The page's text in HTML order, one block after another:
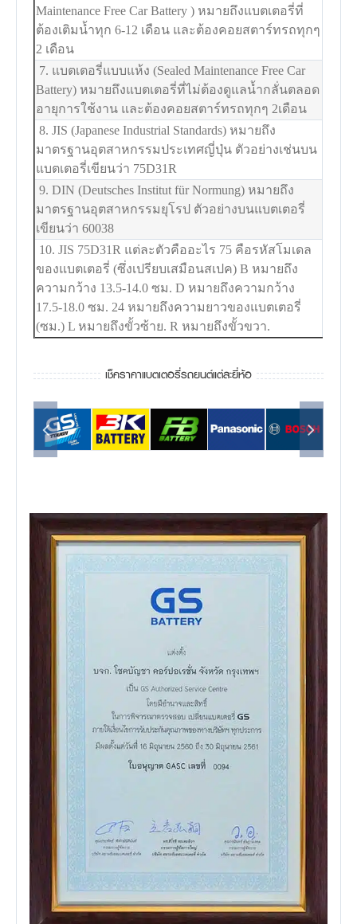
Maintenance Free Car Battery ) หมายถึงแบตเตอรี่ที่
ต้องเติมน้ำทุก 6-12 เดือน และต้องคอยสตาร์ทรถทุกๆ
2 เดือน
7. แบตเตอรี่แบบแห้ง (Sealed Maintenance Free Car
Battery) หมายถึงแบตเตอรี่ที่ไม่ต้องดูแลน้ำกลั่นตลอด
อายุการใช้งาน และต้องคอยสตาร์ทรถทุกๆ 2เดือน
8. JIS (Japanese Industrial Standards) หมายถึง
มาตรฐานอุตสาหกรรมประเทศญี่ปุ่น ตัวอย่างเช่นบน
แบตเตอรี่เขียนว่า 75D31R
9. DIN (Deutsches Institut für Normung) หมายถึง
มาตรฐานอุตสาหกรรมยุโรป ตัวอย่างบนแบตเตอรี่
เขียนว่า 60038
10. JIS 75D31R แต่ละตัวคืออะไร 75 คือรหัสโมเดล
ของแบตเตอรี่ (ซึ่งเปรียบเสมือนสเปค) B หมายถึง
ความกว้าง 13.5-14.0 ซม. D หมายถึงความกว้าง
17.5-18.0 ซม. 24 หมายถึงความยาวของแบตเตอรี่
(ซม.) L หมายถึงขั้วซ้าย. R หมายถึงขั้วขวา.
เช็คราคาแบตเตอรี่รถยนต์แต่ละยี่ห้อ